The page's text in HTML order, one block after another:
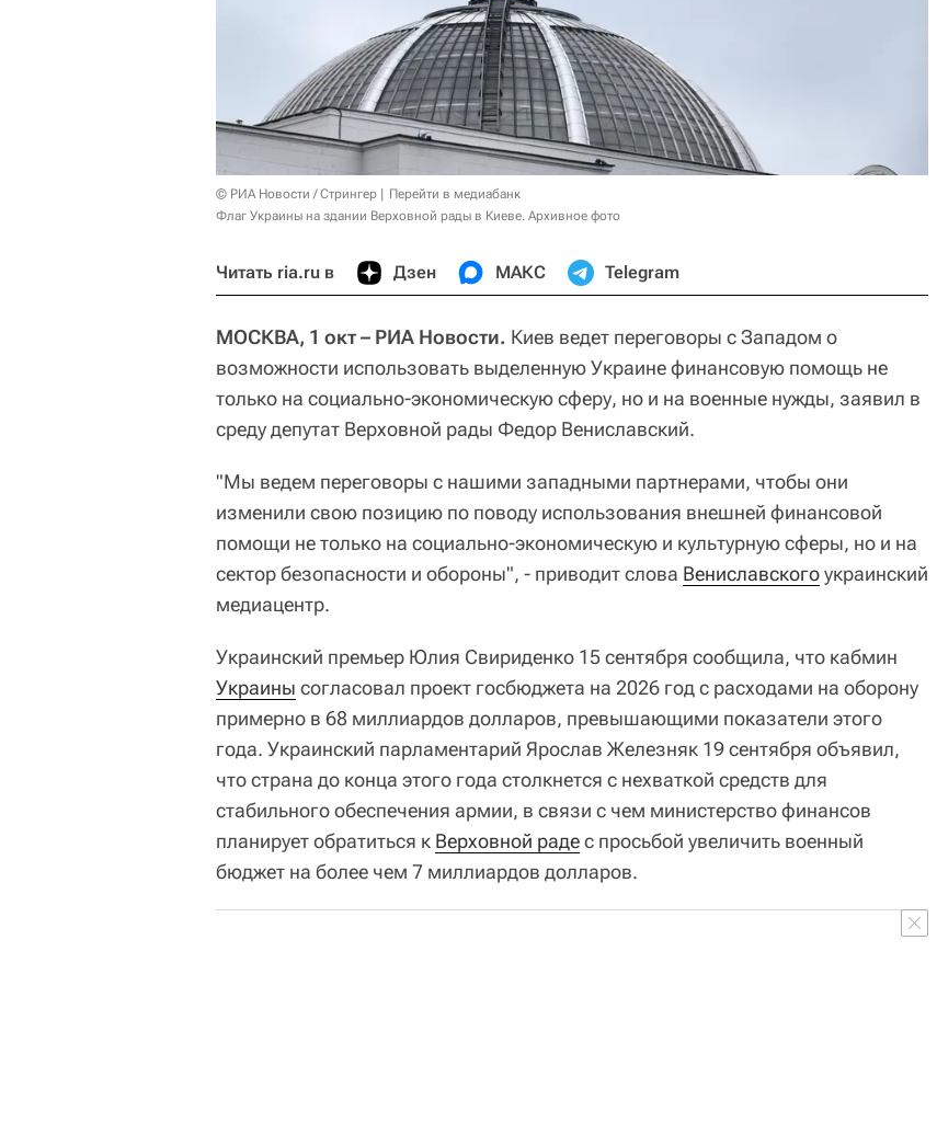
© РИА Новости / Стрингер
Перейти в медиабанк
Флаг Украины на здании Верховной рады в Киеве. Архивное фото
Читать ria.ru в Дзен МАКС Telegram
МОСКВА, 1 окт – РИА Новости. Киев ведет переговоры с Западом о
возможности использовать выделенную Украине финансовую помощь не
только на социально-экономическую сферу, но и на военные нужды, заявил в
среду депутат Верховной рады Федор Вениславский.
"Мы ведем переговоры с нашими западными партнерами, чтобы они
изменили свою позицию по поводу использования внешней финансовой
помощи не только на социально-экономическую и культурную сферы, но и на
сектор безопасности и обороны", - приводит слова Вениславскогоукраинский
медиацентр.
Украинский премьер Юлия Свириденко 15 сентября сообщила, что кабмин
Украины согласовал проект госбюджета на 2026 год с расходами на оборону
примерно в 68 миллиардов долларов, превышающими показатели этого
года. Украинский парламентарий Ярослав Железняк 19 сентября объявил,
что страна до конца этого года столкнется с нехваткой средств для
стабильного обеспечения армии, в связи с чем министерство финансов
планирует обратиться к Верховной радес просьбой увеличить военный
бюджет на более чем 7 миллиардов долларов.